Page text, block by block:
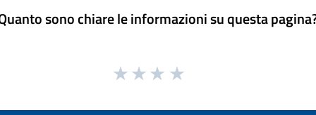
sono chiare le informazioni su questa